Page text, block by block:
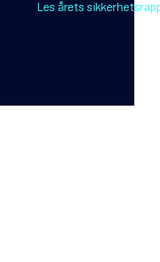
Les årets